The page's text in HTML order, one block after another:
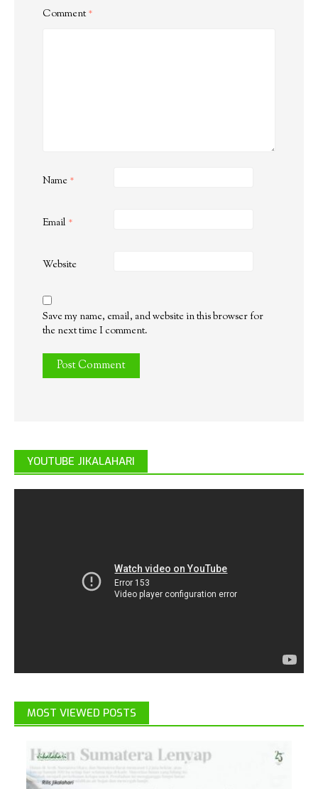
Comment*
Name *
Email *
Website
Save my name, email, and website in this browser for
the next time I comment.
YOUTUBE JIKALAHARI
MOST VIEWED POSTS